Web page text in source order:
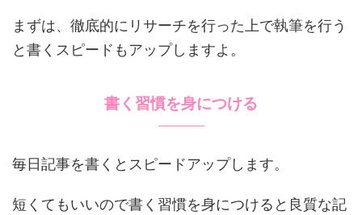
まずは、徹底的にリサーチを行った上で執筆を行う
と書くスピードもアップしますよ。
書く習慣を身につける
毎日記事を書くとスピードアップします。
短くてもいいので書く習慣を身につけると良質な記